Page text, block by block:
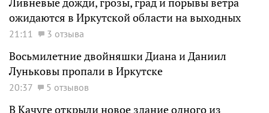
ожидаются в Иркутской области на выходных
21:11 3 отзыва
Восьмилетние двойняшки Диана и Даниил
Луньковы пропали в Иркутске
20:37 5 отзывов
В Качуге открыли новое здание одного из